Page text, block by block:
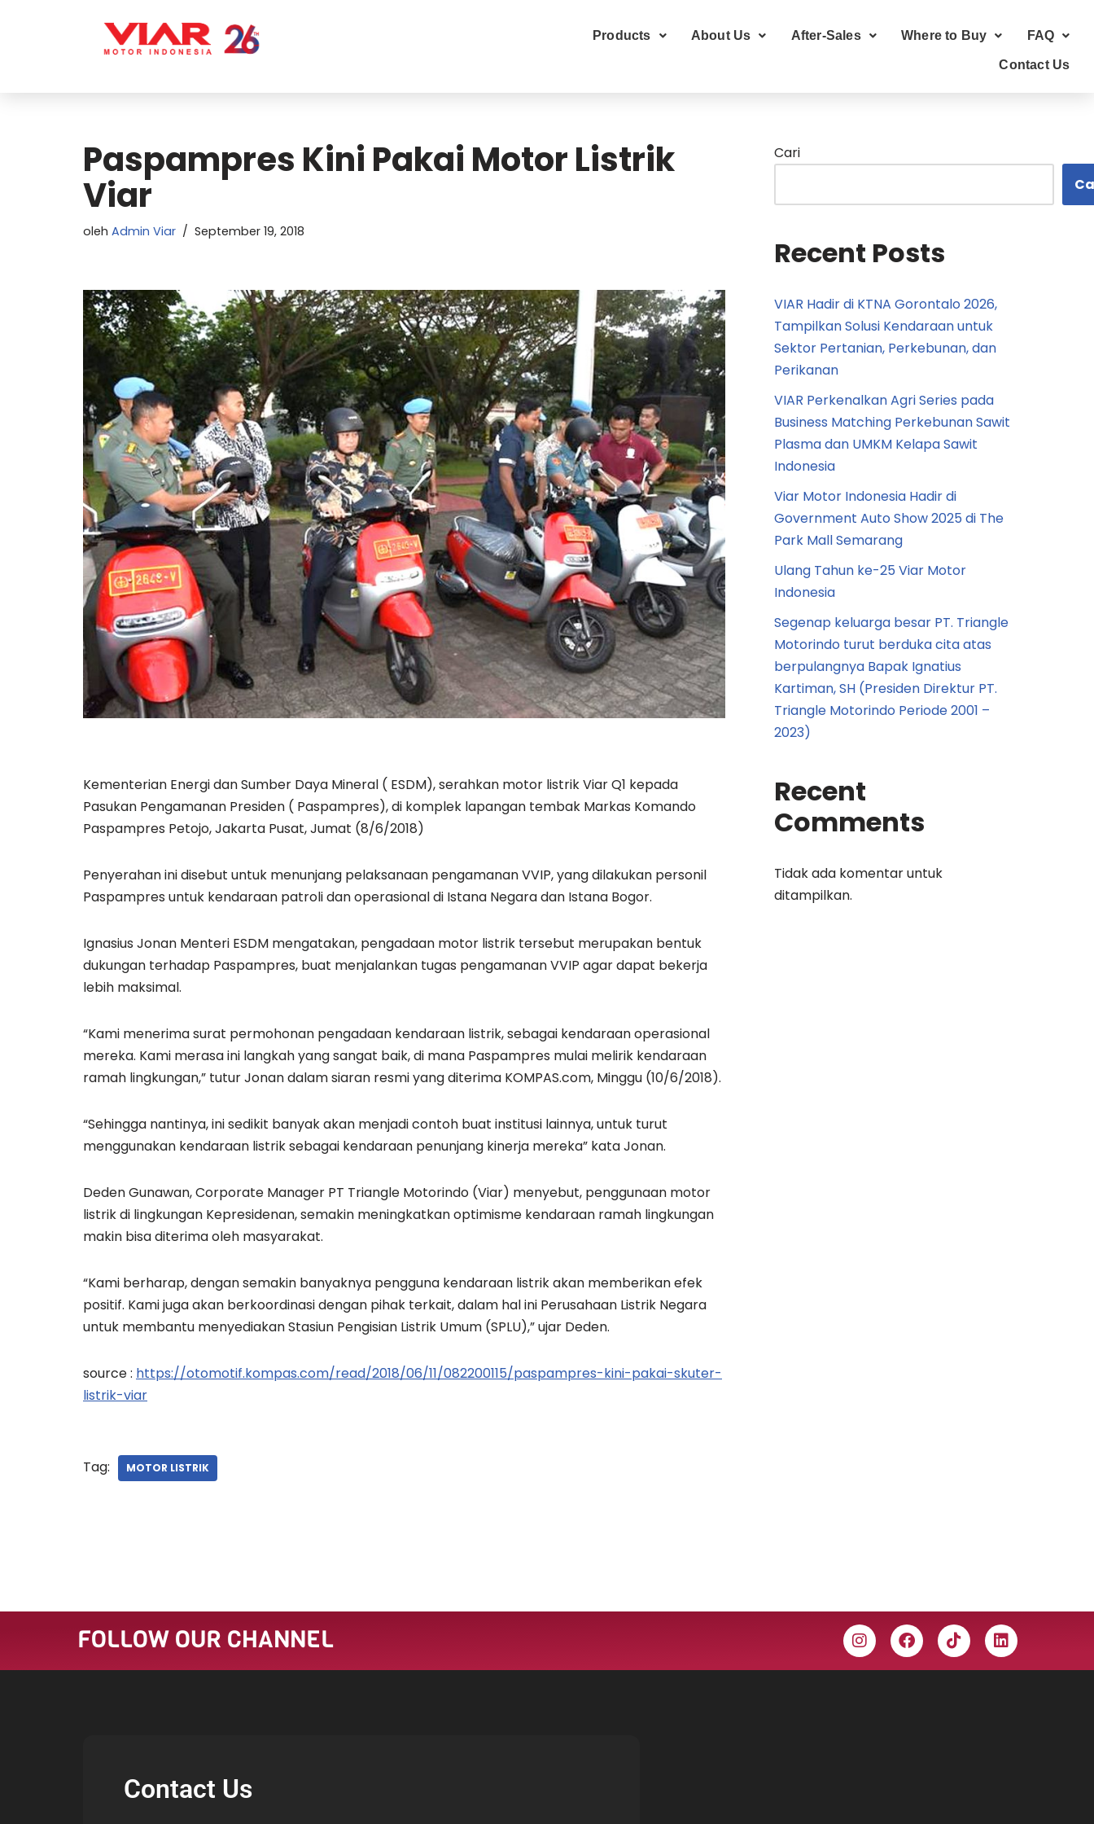
Products About Us After-Sales Where to Buy FAQ
Contact Us
Paspampres Kini Pakai Motor Listrik
Viar
oleh Admin Viar September 19, 2018
Kementerian Energi dan Sumber Daya Mineral ( ESDM), serahkan motor listrik Viar Q1 kepada
Pasukan Pengamanan Presiden ( Paspampres), di komplek lapangan tembak Markas Komando
Paspampres Petojo, Jakarta Pusat, Jumat (8/6/2018)
Penyerahan ini disebut untuk menunjang pelaksanaan pengamanan VVIP, yang dilakukan personil
Paspampres untuk kendaraan patroli dan operasional di Istana Negara dan Istana Bogor.
Ignasius Jonan Menteri ESDM mengatakan, pengadaan motor listrik tersebut merupakan bentuk
dukungan terhadap Paspampres, buat menjalankan tugas pengamanan VVIP agar dapat bekerja
lebih maksimal.
“Kami menerima surat permohonan pengadaan kendaraan listrik, sebagai kendaraan operasional
mereka. Kami merasa ini langkah yang sangat baik, di mana Paspampres mulai melirik kendaraan
ramah lingkungan,” tutur Jonan dalam siaran resmi yang diterima KOMPAS.com, Minggu (10/6/2018).
“Sehingga nantinya, ini sedikit banyak akan menjadi contoh buat institusi lainnya, untuk turut
menggunakan kendaraan listrik sebagai kendaraan penunjang kinerja mereka” kata Jonan.
Deden Gunawan, Corporate Manager PT Triangle Motorindo (Viar) menyebut, penggunaan motor
listrik di lingkungan Kepresidenan, semakin meningkatkan optimisme kendaraan ramah lingkungan
makin bisa diterima oleh masyarakat.
“Kami berharap, dengan semakin banyaknya pengguna kendaraan listrik akan memberikan efek
positif. Kami juga akan berkoordinasi dengan pihak terkait, dalam hal ini Perusahaan Listrik Negara
untuk membantu menyediakan Stasiun Pengisian Listrik Umum (SPLU),” ujar Deden.
source : https://otomotif.kompas.com/read/2018/06/11/082200115/paspampres-kini-pakai-skuter-
listrik-viar
Tag: MOTOR LISTRIK
Cari
Recent Posts
VIAR Hadir di KTNA Gorontalo 2026,
Tampilkan Solusi Kendaraan untuk
Sektor Pertanian, Perkebunan, dan
Perikanan
VIAR Perkenalkan Agri Series pada
Business Matching Perkebunan Sawit
Plasma dan UMKM Kelapa Sawit
Indonesia
Viar Motor Indonesia Hadir di
Government Auto Show 2025 di The
Park Mall Semarang
Ulang Tahun ke-25 Viar Motor
Indonesia
Segenap keluarga besar PT. Triangle
Motorindo turut berduka cita atas
berpulangnya Bapak Ignatius
Kartiman, SH (Presiden Direktur PT.
Triangle Motorindo Periode 2001 –
2023)
Recent
Comments
Tidak ada komentar untuk
ditampilkan.
FOLLOW OUR CHANNEL
Contact Us